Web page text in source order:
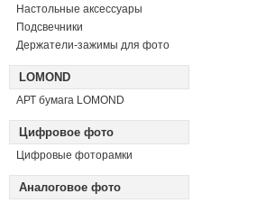
Настольные аксессуары
Подсвечники
Держатели-зажимы для фото
LOMOND
АРТ бумага LOMOND
Цифровое фото
Цифровые фоторамки
Аналоговое фото